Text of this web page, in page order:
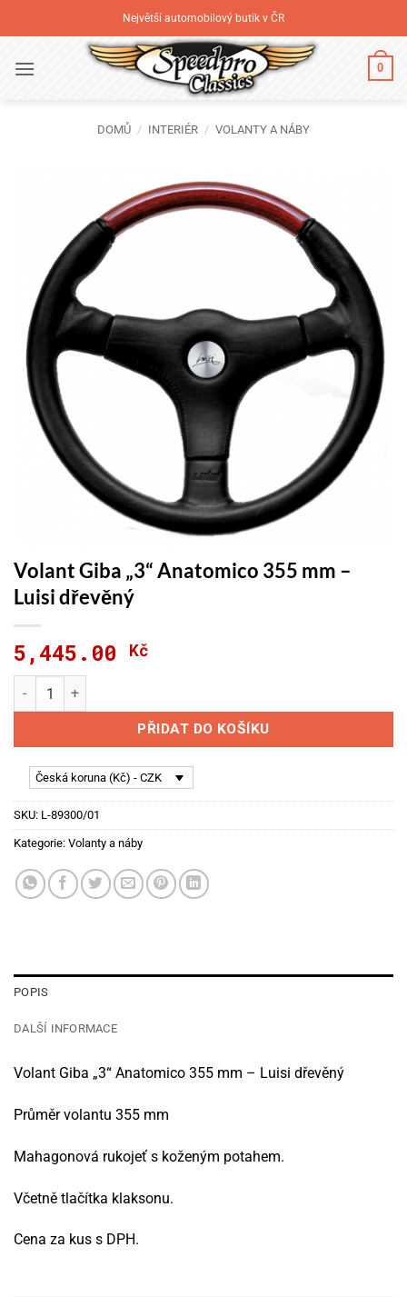
na
Největší automobilový butik v ČR
0
DOMŮ / INTERIÉR / VOLANTY A NÁBY
Volant Giba „3“ Anatomico 355 mm –
Luisi dřevěný
5,445.00 Kč
Volant Giba "3" Anatomico 355 mm - Luisi dřevěný množství
PŘIDAT DO KOŠÍKU
Česká koruna (Kč) - CZK
SKU: L-89300/01
Kategorie: Volanty a náby
POPIS
DALŠÍ INFORMACE
Volant Giba „3“ Anatomico 355 mm – Luisi dřevěný
Průměr volantu 355 mm
Mahagonová rukojeť s koženým potahem.
Včetně tlačítka klaksonu.
Cena za kus s DPH.